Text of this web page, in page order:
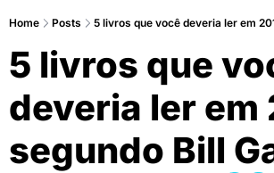
Home Posts 5 livros que você deveria ler em
5 livros que
deveria ler em
segundo Bill